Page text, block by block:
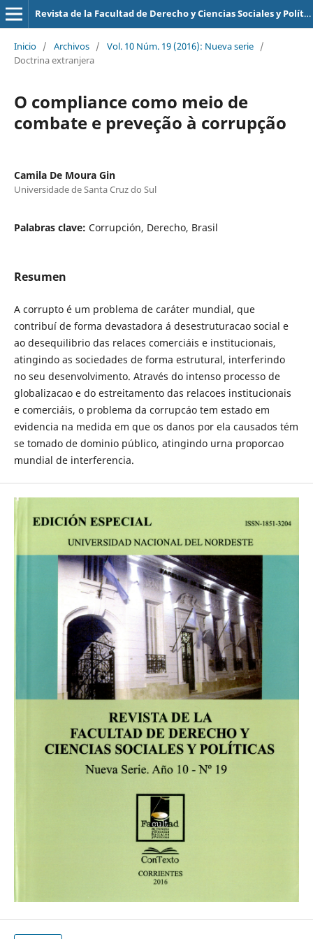
Revista de la Facultad de Derecho y Ciencias Sociales y Políticas
Inicio / Archivos / Vol. 10 Núm. 19 (2016): Nueva serie /
Doctrina extranjera
O compliance como meio de
combate e preveção à corrupção
Camila De Moura Gin
Universidade de Santa Cruz do Sul
Palabras clave: Corrupción, Derecho, Brasil
Resumen
A corrupto é um problema de caráter mundial, que
contribuí de forma devastadora á desestruturacao social e
ao desequilibrio das relaces comerciáis e institucionais,
atingindo as sociedades de forma estrutural, interferindo
no seu desenvolvimento. Através do intenso processo de
globalizacao e do estreitamento das relacoes institucionais
e comerciáis, o problema da corrupcáo tem estado em
evidencia na medida em que os danos por ela causados tém
se tomado de dominio público, atingindo urna proporcao
mundial de interferencia.